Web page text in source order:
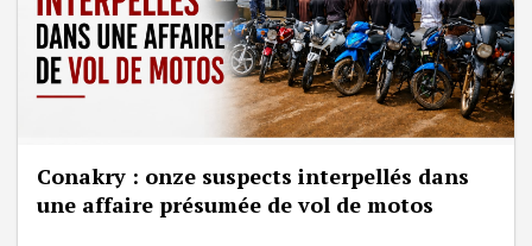
Conakry : onze suspects interpellés dans
une affaire présumée de vol de motos